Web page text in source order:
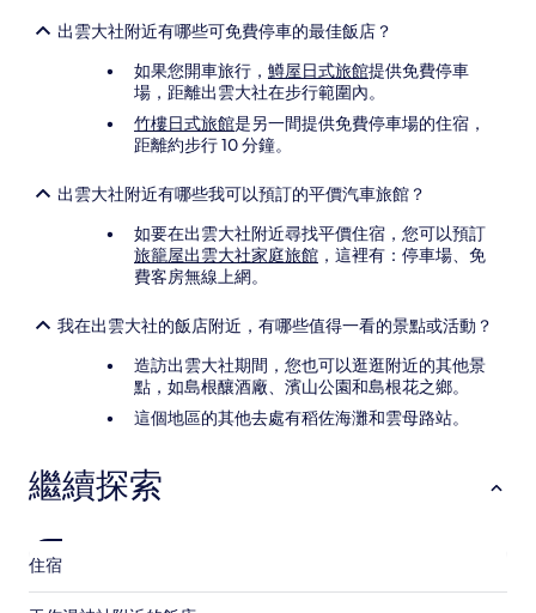
出雲大社附近有哪些可免費停車的最佳飯店？
如果您開車旅行， 鱒屋日式旅館提供免費停車
場，距離出雲大社在步行範圍內。
竹樓日式旅館是另一間提供免費停車場的住宿，
距離約步行 10 分鐘。
出雲大社附近有哪些我可以預訂的平價汽車旅館？
如要在出雲大社附近尋找平價住宿，您可以預訂
旅籠屋出雲大社家庭旅館 ，這裡有：停車場、免
費客房無線上網。
我在出雲大社的飯店附近，有哪些值得一看的景點或活動？
造訪出雲大社期間，您也可以逛逛附近的其他景
點，如島根釀酒廠、濱山公園和島根花之鄉。
這個地區的其他去處有稻佐海灘和雲母路站。
繼續探索
住宿